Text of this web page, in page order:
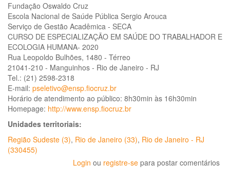
Fundação Oswaldo Cruz
Escola Nacional de Saúde Pública Sergio Arouca
Serviço de Gestão Acadêmica - SECA
CURSO DE ESPECIALIZAÇÃO EM SAÚDE DO TRABALHADOR E
ECOLOGIA HUMANA- 2020
Rua Leopoldo Bulhões, 1480 - Térreo
21041-210 - Manguinhos - Rio de Janeiro - RJ
Tel.: (21) 2598-2318
E-mail: pseletivo@ensp.fiocruz.br
Horário de atendimento ao público: 8h30min às 16h30min
Homepage: http://www.ensp.fiocruz.br
Unidades territoriais:
Região Sudeste (3), Rio de Janeiro (33), Rio de Janeiro - RJ
(330455)
Login ou registre-se para postar comentários